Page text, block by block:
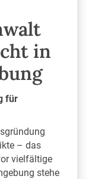
in
für
– das
vielfältige
stehe